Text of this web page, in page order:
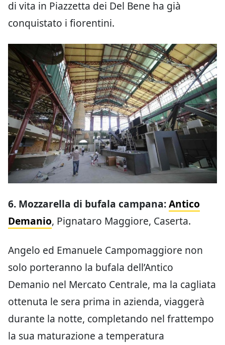
di vita in Piazzetta dei Del Bene ha già
conquistato i fiorentini.
6. Mozzarella di bufala campana:Antico
Demanio, Pignataro Maggiore, Caserta.
Angelo ed Emanuele Campomaggiore non
solo porteranno la bufala dell’Antico
Demanio nel Mercato Centrale, ma la cagliata
ottenuta le sera prima in azienda, viaggerà
durante la notte, completando nel frattempo
la sua maturazione a temperatura